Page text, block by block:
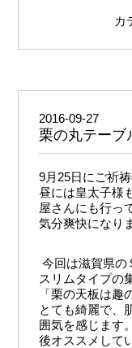
カ
2016-09-27
栗の丸テーブ
9月25日にご祈
昼には皇太子様
屋さんにも行っ
気分爽快になり
今回は滋賀県の
スリムタイプの
「栗の天板は
とても綺麗で、
囲気を感じます
後オススメして